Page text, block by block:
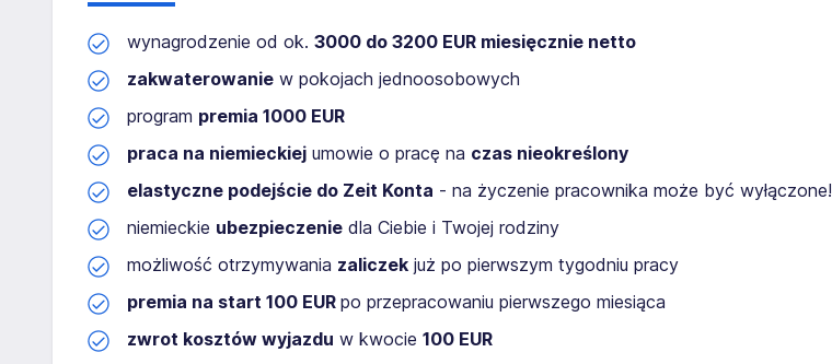
wynagrodzenie od ok. 3000 do 3200 EUR miesięcznie netto
zakwaterowanie w pokojach jednoosobowych
program premia 1000 EUR
praca na niemieckiej umowie o pracę na czas nieokreślony
elastyczne podejście do Zeit Konta - na życzenie pracownika może być wyłączone!
niemieckie ubezpieczenie dla Ciebie i Twojej rodziny
możliwość otrzymywania zaliczek już po pierwszym tygodniu pracy
premia na start 100 EUR po przepracowaniu pierwszego miesiąca
zwrot kosztów wyjazdu w kwocie 100 EUR